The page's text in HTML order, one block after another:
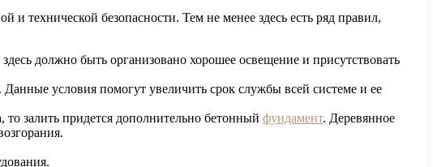
технической безопасности. Тем не менее здесь есть ряд правил,
должно быть организовано хорошее освещение и присутствовать
условия помогут увеличить срок службы всей системе и ее
залить придется дополнительно бетонный фундамент. Деревянное